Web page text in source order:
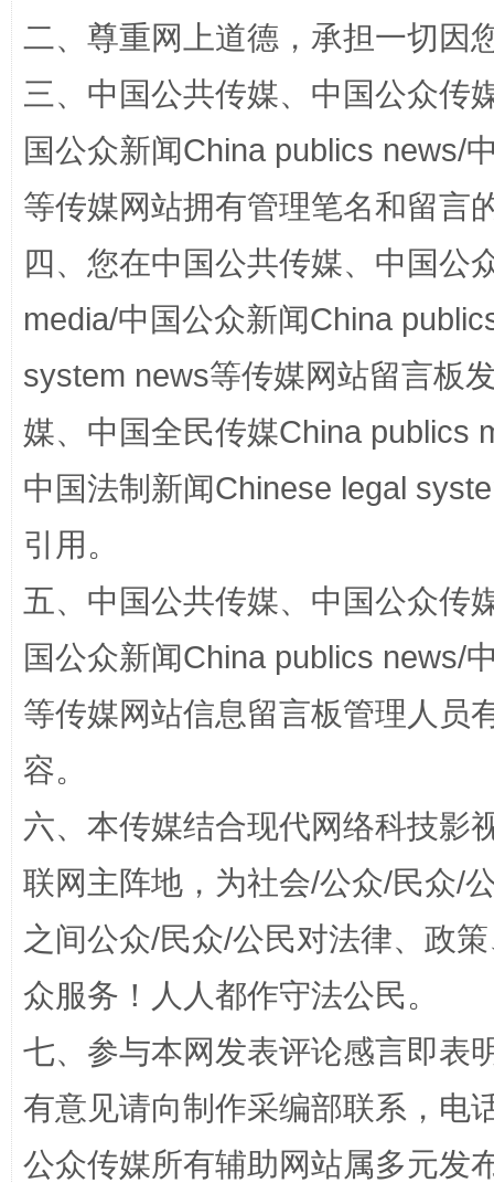
阿坝州三大球赛在茂县开幕 规模
国家大学科技园优化重塑工作
扯下公款旅游的“隐身衣” 如何以
二、尊重网上道德，承担一切因
三、中国公共传媒、中国公众传
国公众新闻China publics news/
等传媒网站拥有管理笔名和留言
四、您在中国公共传媒、中国公
media/中国公众新闻China
system news等传媒网站留言板
媒、中国全民传媒China publics
中国法制新闻Chinese legal
引用。
五、中国公共传媒、中国公众传
国公众新闻China publics news/
等传媒网站信息留言板管理人员
容。
六、本传媒结合现代网络科技影
联网主阵地，为社会/公众/民众/
之间公众/民众/公民对法律、政
众服务！人人都作守法公民。
七、参与本网发表评论感言即表
有意见请向制作采编部联系，电
公众传媒所有辅助网站属多元发